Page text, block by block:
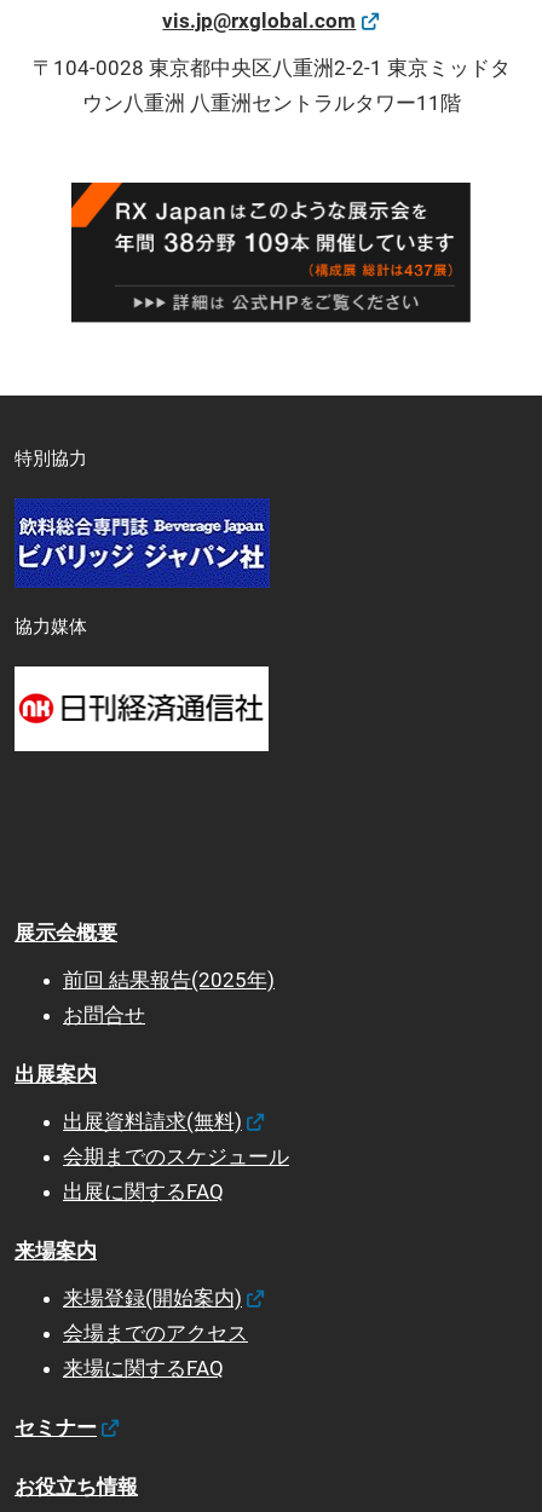
vis.jp@rxglobal.com
〒104-0028 東京都中央区八重洲2-2-1 東京ミッドタ
ウン八重洲 八重洲セントラルタワー11階
特別協力
協力媒体
展示会概要
前回 結果報告(2025年)
お問合せ
出展案内
出展資料請求(無料)
会期までのスケジュール
出展に関するFAQ
来場案内
来場登録(開始案内)
会場までのアクセス
来場に関するFAQ
セミナー
お役立ち情報